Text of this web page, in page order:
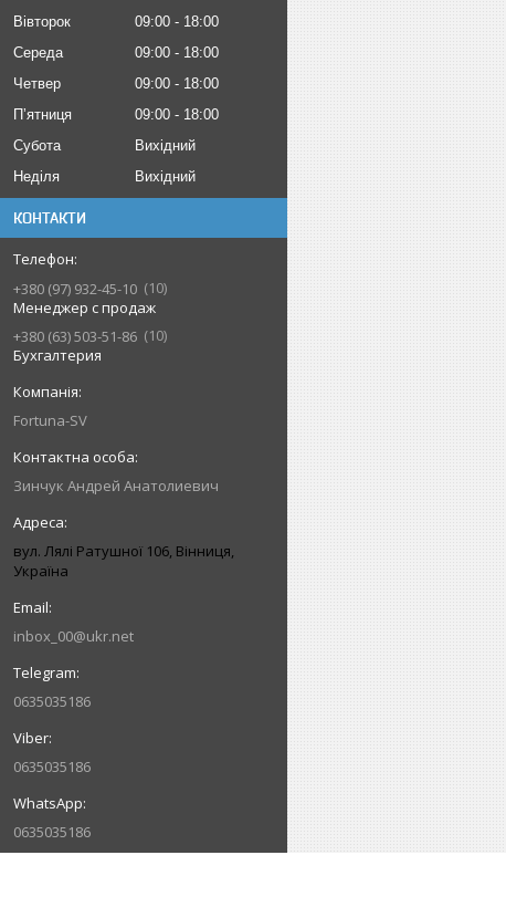
Вівторок
09:00
18:00
Середа
09:00
18:00
Четвер
09:00
18:00
Пʼятниця
09:00
18:00
Субота
Вихідний
Неділя
Вихідний
КОНТАКТИ
+380 (97) 932-45-10
10
Менеджер с продаж
+380 (63) 503-51-86
10
Бухгалтерия
Fortuna-SV
Зинчук Андрей Анатолиевич
вул. Лялі Ратушної 106, Вінниця,
Україна
inbox_00@ukr.net
0635035186
0635035186
0635035186